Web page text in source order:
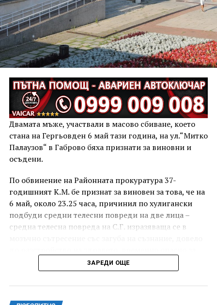
Двамата мъже, участвали в масово сбиване, което
стана на Гергьовден 6 май тази година, на ул.“Митко
Палаузов“ в Габрово бяха признати за виновни и
осъдени.
По обвинение на Районната прокуратура 37-
годишният К.М. бе признат за виновен за това, че на
6 май, около 23.25 часа, причинил по хулигански
подбуди средни телесни повреди на две лица –
средна телесна повреда на С.Г. изразяваща се в
живота, и лека телесна повреда на Х.С., която бе с
порезна рана на петия пръст на дясната ръка,
довела до разстройство на здравето, неопасно за
ЗАРЕДИ ОЩЕ